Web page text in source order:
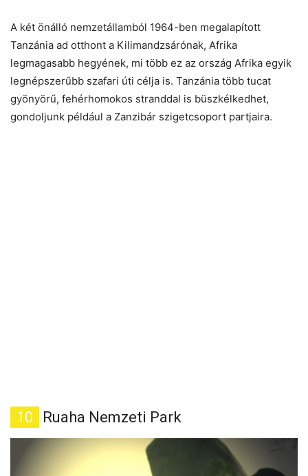
A két önálló nemzetállamból 1964-ben megalapított
Tanzánia ad otthont a Kilimandzsárónak, Afrika
legmagasabb hegyének, mi több ez az ország Afrika egyik
legnépszerűbb szafari úti célja is. Tanzánia több tucat
gyönyörű, fehérhomokos stranddal is büszkélkedhet,
gondoljunk például a Zanzibár szigetcsoport partjaira.
10 Ruaha Nemzeti Park